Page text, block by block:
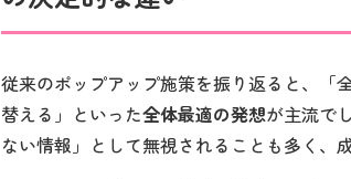
従来のポップアップ施策を振り返ると、「
替える」といった全体最適の発想が主流で
ない情報」として無視されることも多く、